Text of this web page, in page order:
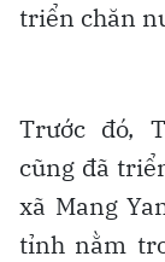
triển chăn
Trước đó,
cũng đã
xã Mang
tỉnh nằm